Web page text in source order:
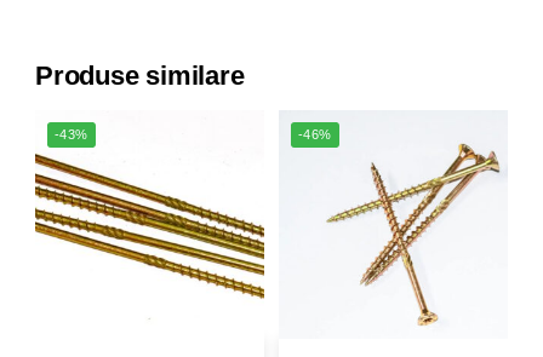
Produse similare
-43% -46%